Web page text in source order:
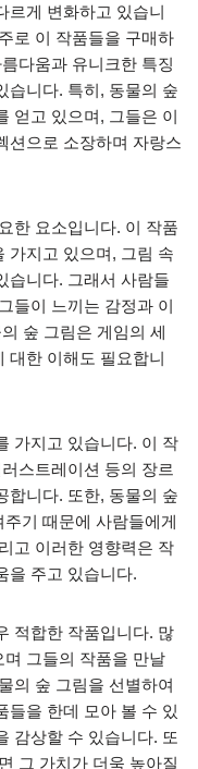
르게 변화하고 있습니
로 이 작품들을 구매하
다움과 유니크한 특징
습니다. 특히, 동물의 숲
얻고 있으며, 그들은 이
션으로 소장하며 자랑스
한 요소입니다. 이 작품
가지고 있으며, 그림 속
습니다. 그래서 사람들
들이 느끼는 감정과 이
숲 그림은 게임의 세
대한 이해도 필요합니
가지고 있습니다. 이 작
스트레이션 등의 장르
합니다. 또한, 동물의 숲
기 때문에 사람들에게
고 이러한 영향력은 작
을 주고 있습니다.
적합한 작품입니다. 많
그들의 작품을 만날
의 숲 그림을 선별하여
들을 한데 모아 볼 수 있
감상할 수 있습니다. 또
그 가치가 더욱 높아질